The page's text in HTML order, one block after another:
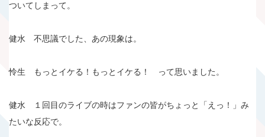
ついてしまって。
健水 不思議でした、あの現象は。
怜生 もっとイケる！もっとイケる！ って思いました。
健水 １回目のライブの時はファンの皆がちょっと「えっ！」み
たいな反応で。